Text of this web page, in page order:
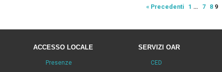
« Precedenti 1 … 7 8 9
ACCESSO LOCALE
Presenze
SERVIZI OAR
CED